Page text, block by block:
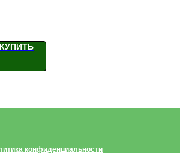
КУПИТЬ
конфиденциальности